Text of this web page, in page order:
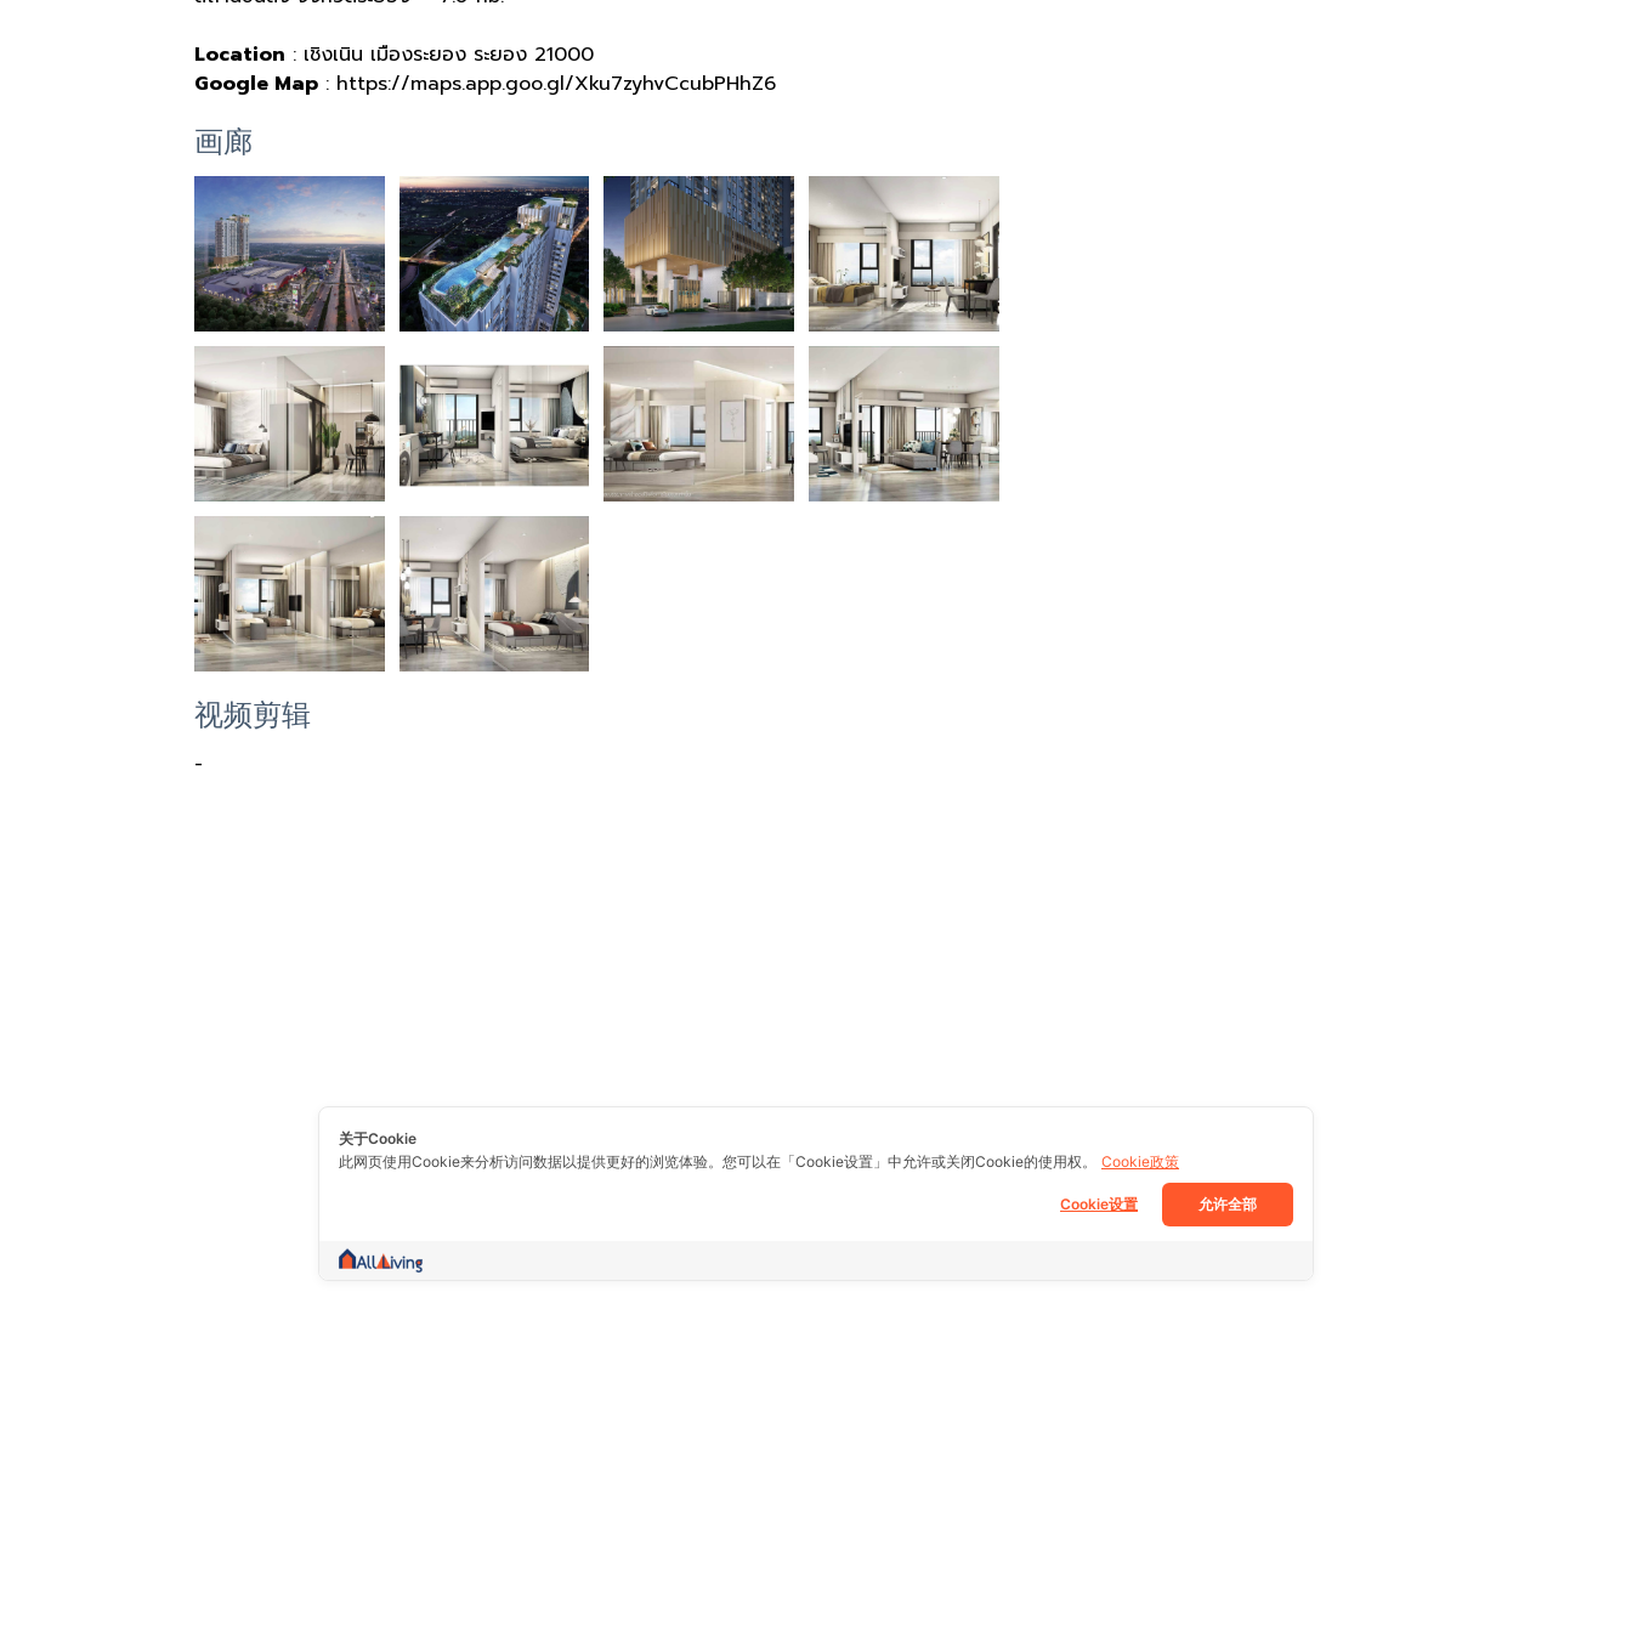
Location : เชิงเนิน เมืองระยอง ระยอง 21000
Google Map : https://maps.app.goo.gl/Xku7zyhvCcubPHhZ6
画廊
视频剪辑
-
关于Cookie
此网页使用Cookie来分析访问数据以提供更好的浏览体验。您可以在「Cookie设置」中允许或关闭Cookie的使用权。
Cookie政策
允许全部
Cookie设置